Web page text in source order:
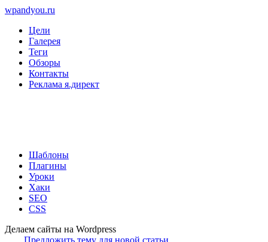
wpandyou.ru
Цели
Галерея
Теги
Обзоры
Контакты
Реклама я.директ
Шаблоны
Плагины
Уроки
Хаки
SEO
CSS
Делаем сайты на Wordpress
Предложить тему для новой статьи